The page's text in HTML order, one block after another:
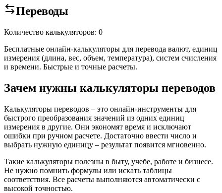
Переводы
Количество калькуляторов: 0
Бесплатные онлайн-калькуляторы для перевода валют, единиц
измерения (длина, вес, объем, температура), систем счисления
и времени. Быстрые и точные расчеты.
Зачем нужны калькуляторы переводов
Калькуляторы переводов – это онлайн-инструменты для
быстрого преобразования значений из одних единиц
измерения в другие. Они экономят время и исключают
ошибки при ручном расчете. Достаточно ввести число и
выбрать нужную единицу – результат появится мгновенно.
Такие калькуляторы полезны в быту, учебе, работе и бизнесе.
Не нужно помнить формулы или искать таблицы
соответствия. Все расчеты выполняются автоматически с
высокой точностью.